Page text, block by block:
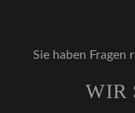
Sie haben Fragen
WIR